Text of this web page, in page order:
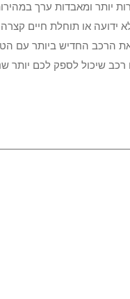
יותר ומאבדות ערך
ידועה או תוחלת חיים
החדיש ביותר עם
שיכול לספק לכם יותר